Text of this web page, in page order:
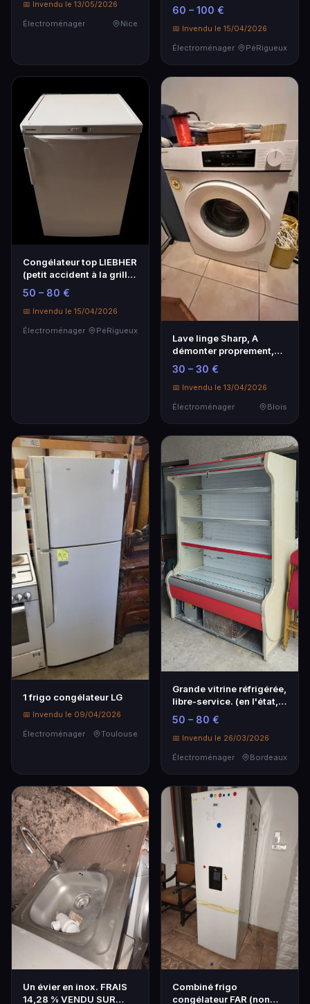
📅 Invendu le 13/05/2026
Électroménager
Nice
60 – 100 €
📅 Invendu le 15/04/2026
Électroménager
PéRigueux
Congélateur top LIEBHER
(petit accident à la grille
arrière)
50 – 80 €
📅 Invendu le 15/04/2026
Électroménager
PéRigueux
Lave linge Sharp, A
démonter proprement,
pose obligatoire d'…
30 – 30 €
📅 Invendu le 13/04/2026
Électroménager
Blois
1 frigo congélateur LG
📅 Invendu le 09/04/2026
Électroménager
Toulouse
Grande vitrine réfrigérée,
libre-service. (en l'état,
sans marque apparente,
ancien modèle)
50 – 80 €
📅 Invendu le 26/03/2026
Électroménager
Bordeaux
Un évier en inox. FRAIS
14,28 % VENDU SUR
Combiné frigo
congélateur FAR (non